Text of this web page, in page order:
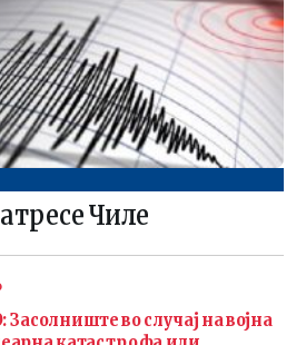
Чиле
во случај на војна